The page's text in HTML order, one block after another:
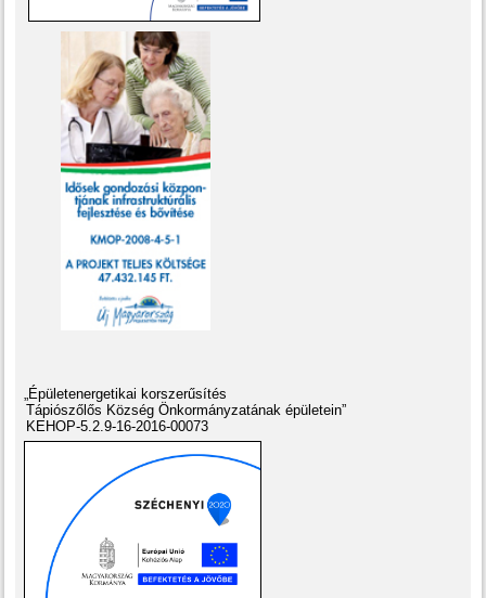
„Épületenergetikai korszerűsítés
Tápiószőlős Község Önkormányzatának épületein”
KEHOP-5.2.9-16-2016-00073